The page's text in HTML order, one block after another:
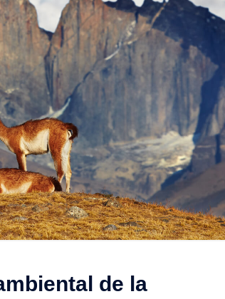
de la